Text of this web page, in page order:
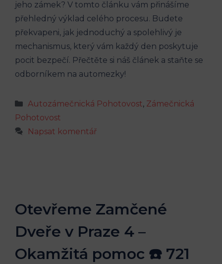
jeho zámek? V tomto článku vám přinášíme
přehledný výklad celého procesu. Budete
překvapeni, jak jednoduchý a spolehlivý je
mechanismus, který vám každý den poskytuje
pocit bezpečí. Přečtěte si náš článek a staňte se
odborníkem na automezky!
Rubriky
Autozámečnická Pohotovost, Zámečnická
Pohotovost
Napsat komentář
Otevřeme Zamčené
Dveře v Praze 4 –
Okamžitá pomoc ☎️ 721